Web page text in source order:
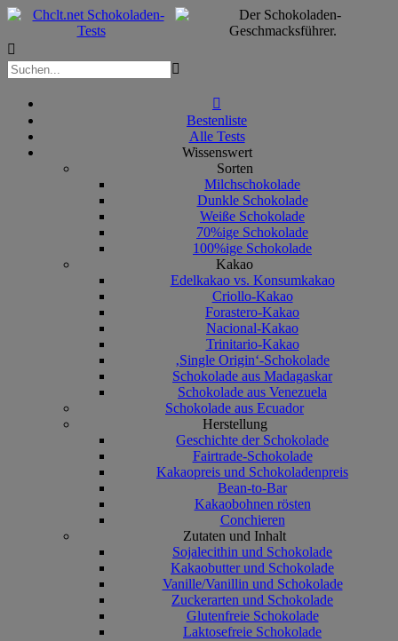



Bestenliste
Alle Tests
Wissenswert
Sorten
Milchschokolade
Dunkle Schokolade
Weiße Schokolade
70%ige Schokolade
100%ige Schokolade
Kakao
Edelkakao vs. Konsumkakao
Criollo-Kakao
Forastero-Kakao
Nacional-Kakao
Trinitario-Kakao
‚Single Origin‘-Schokolade
Schokolade aus Madagaskar
Schokolade aus Venezuela
Schokolade aus Ecuador
Herstellung
Geschichte der Schokolade
Fairtrade-Schokolade
Kakaopreis und Schokoladenpreis
Bean-to-Bar
Kakaobohnen rösten
Conchieren
Zutaten und Inhalt
Sojalecithin und Schokolade
Kakaobutter und Schokolade
Vanille/Vanillin und Schokolade
Zuckerarten und Schokolade
Glutenfreie Schokolade
Laktosefreie Schokolade